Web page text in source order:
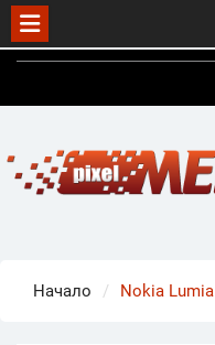
Skip
Начало Nokia Lumia